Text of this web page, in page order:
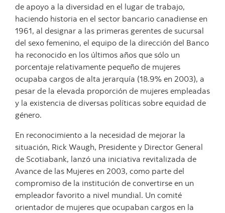
de apoyo a la diversidad en el lugar de trabajo,
haciendo historia en el sector bancario canadiense en
1961, al designar a las primeras gerentes de sucursal
del sexo femenino, el equipo de la dirección del Banco
ha reconocido en los últimos años que sólo un
porcentaje relativamente pequeño de mujeres
ocupaba cargos de alta jerarquía (18.9% en 2003), a
pesar de la elevada proporción de mujeres empleadas
y la existencia de diversas políticas sobre equidad de
género.
En reconocimiento a la necesidad de mejorar la
situación, Rick Waugh, Presidente y Director General
de Scotiabank, lanzó una iniciativa revitalizada de
Avance de las Mujeres en 2003, como parte del
compromiso de la institución de convertirse en un
empleador favorito a nivel mundial. Un comité
orientador de mujeres que ocupaban cargos en la